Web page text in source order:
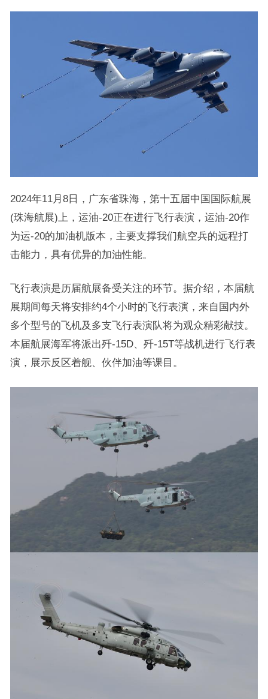
2024年11月8日，广东省珠海，第十五届中国国际航展
(珠海航展)上，运油-20正在进行飞行表演，运油-20作
为运-20的加油机版本，主要支撑我们航空兵的远程打
击能力，具有优异的加油性能。
飞行表演是历届航展备受关注的环节。据介绍，本届航
展期间每天将安排约4个小时的飞行表演，来自国内外
多个型号的飞机及多支飞行表演队将为观众精彩献技。
本届航展海军将派出歼-15D、歼-15T等战机进行飞行表
演，展示反区着舰、伙伴加油等课目。